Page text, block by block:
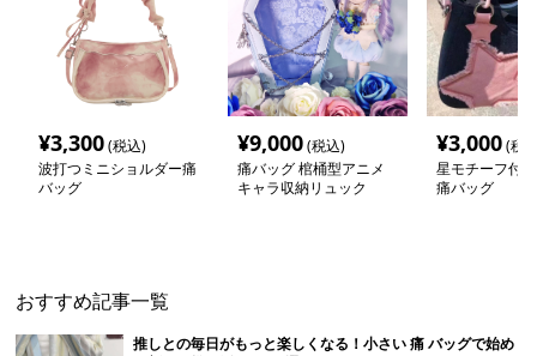
¥3,300(税込)
波打つミニショルダー痛
バッグ
¥9,000(税込)
痛バッグ 棺桶型アニメ
キャラ収納リュック
¥3,000(税
星モチーフ付
痛バッグ
おすすめ記事一覧
推しとの毎日がもっと楽しくなる！小さい 痛 バッグで始め